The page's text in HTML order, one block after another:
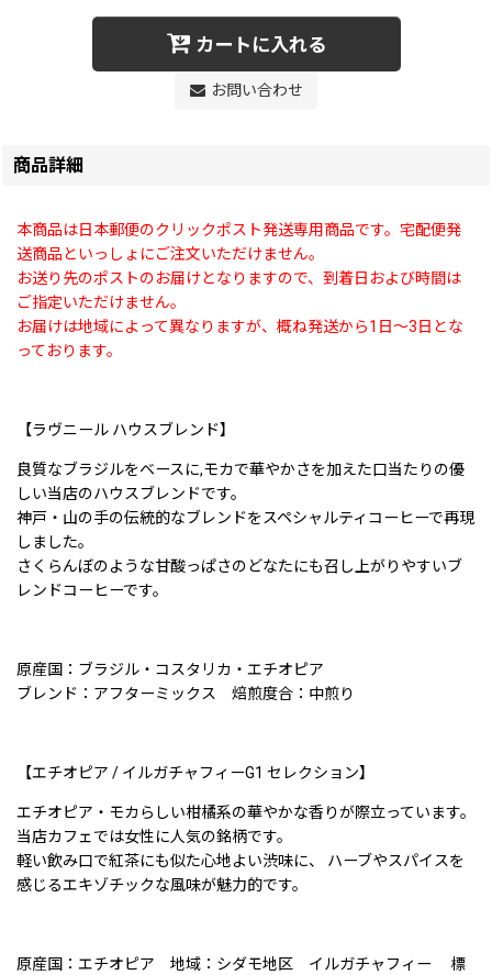
カートに入れる
お問い合わせ
商品詳細
本商品は日本郵便のクリックポスト発送専用商品です。宅配便発
送商品といっしょにご注文いただけません。
お送り先のポストのお届けとなりますので、到着日および時間は
ご指定いただけません。
お届けは地域によって異なりますが、概ね発送から1日〜3日とな
っております。
【ラヴニール ハウスブレンド】
良質なブラジルをベースに,モカで華やかさを加えた口当たりの優
しい当店のハウスブレンドです。
神戸・山の手の伝統的なブレンドをスペシャルティコーヒーで再現
しました。
さくらんぼのような甘酸っぱさのどなたにも召し上がりやすいブ
レンドコーヒーです。
原産国：ブラジル・コスタリカ・エチオピア
ブレンド：アフターミックス 焙煎度合：中煎り
【エチオピア / イルガチャフィーG1 セレクション】
エチオピア・モカらしい柑橘系の華やかな香りが際立っています。
当店カフェでは女性に人気の銘柄です。
軽い飲み口で紅茶にも似た心地よい渋味に、 ハーブやスパイスを
感じるエキゾチックな風味が魅力的です。
原産国：エチオピア 地域：シダモ地区 イルガチャフィー 標